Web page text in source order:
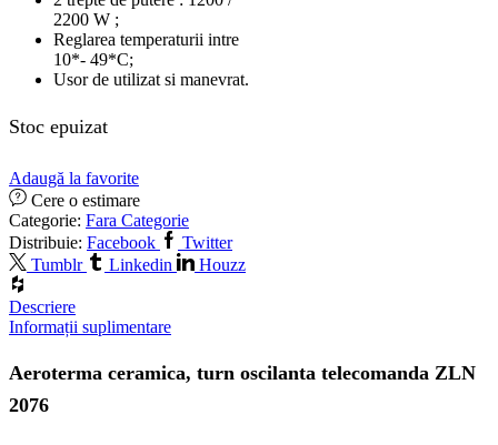
2200 W ;
Reglarea temperaturii intre
10*- 49*C;
Usor de utilizat si manevrat.
Stoc epuizat
Adaugă la favorite
Cere o estimare
Categorie: Fara Categorie
Distribuie: Facebook
Twitter
Tumblr
Linkedin Houzz
Descriere
Informații suplimentare
Aeroterma ceramica, turn oscilanta telecomanda ZLN
2076